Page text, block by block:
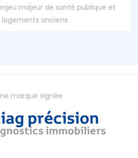
majeur de santé publique et
anciens.
marque signée